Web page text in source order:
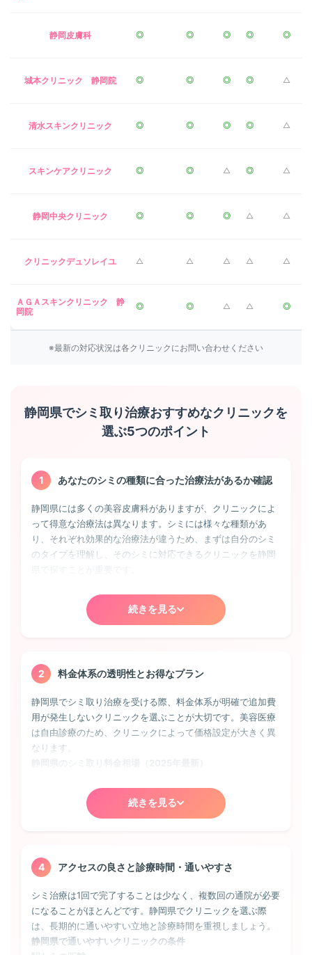
静岡皮膚科 ◎ ◎ ◎ ◎ ◎
城本クリニック 静岡院 ◎ ◎ ◎ ◎ △
清水スキンクリニック ◎ ◎ ◎ ◎ △
スキンケアクリニック ◎ ◎ △ ◎ △
静岡中央クリニック ◎ ◎ ◎ △ △
クリニックデュソレイユ △ △ △ △ △
ＡＧＡスキンクリニック 静
岡院
◎ ◎ △ △ ◎
※最新の対応状況は各クリニックにお問い合わせください
静岡県でシミ取り治療おすすめなクリニックを
選ぶ5つのポイント
1 あなたのシミの種類に合った治療法があるか確認
静岡県には多くの美容皮膚科がありますが、クリニックによ
って得意な治療法は異なります。シミには様々な種類があ
り、それぞれ効果的な治療法が違うため、まずは自分のシミ
のタイプを理解し、そのシミに対応できるクリニックを静岡
老人性色素斑（日光性黒子）
最も一般的なシミで、静岡県の多くのクリニックで治療可
いです。
そばかす（雀卵斑）
遺伝的要因が強く、幼少期から顔に小さな茶色の斑点が散在
します。静岡県のクリニックでは、IPL光治療やレーザートー
ニングで全体的に薄くすることが可能。ただし、完全に除去
県の専門クリニックでは、トラネキサム酸内服とレーザート
ーニングの併用治療が基本となります。誤った治療で悪化す
ADM（後天性真皮メラノサイトーシス）
頬骨部分に現れる灰色がかった青みのあるシミ。真皮層にメ
続きを見る
2 料金体系の透明性とお得なプラン
静岡県でシミ取り治療を受ける際、料金体系が明確で追加費
用が発生しないクリニックを選ぶことが大切です。美容医療
は自由診療のため、クリニックによって価格設定が大きく異
なります。
スポット照射（1mm）:2,000円〜5,000円
小さなシミをピンポイントで除去。静岡県では初回限定価格を設
定しているクリニックも多い
顔全体のシミを一度に治療できるお得なプラン。静岡県の人気ク
リニックでは期間限定キャンペーンも実施
レーザートーニング: 1回 8,000円〜30,000円
肝斑や薄いシミに効果的。5回・10回のコース契約で割引になるこ
とが多い
続きを見る
4 アクセスの良さと診療時間・通いやすさ
シミ治療は1回で完了することは少なく、複数回の通院が必要
になることがほとんどです。静岡県でクリニックを選ぶ際
は、長期的に通いやすい立地と診療時間を重視しましょう。
静岡県で通いやすいクリニックの条件